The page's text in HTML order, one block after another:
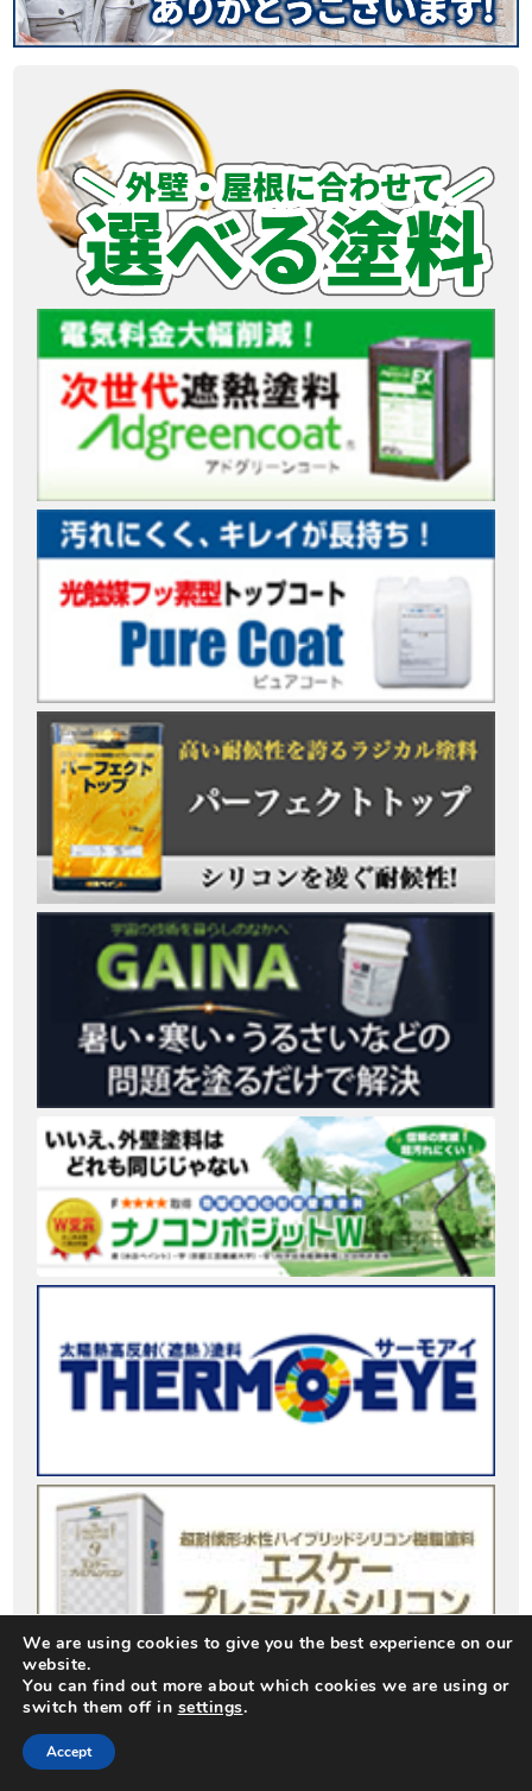
We are using cookies to give you the best experience on our
website.
You can find out more about which cookies we are using or
switch them off in settings.
Accept